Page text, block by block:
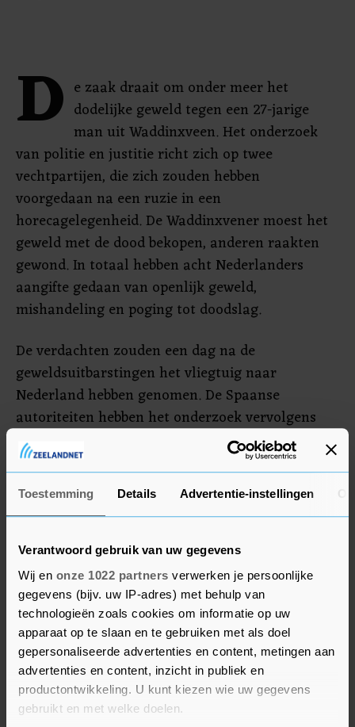
Toestemming Details Advertentie-instellingen
Verantwoord gebruik van uw gegevens
Wij en onze 1022 partners verwerken je persoonlijke
gegevens (bijv. uw IP-adres) met behulp van
technologieën zoals cookies om informatie op uw
apparaat op te slaan en te gebruiken met als doel
gepersonaliseerde advertenties en content, metingen aan
advertenties en content, inzicht in publiek en
productontwikkeling. U kunt kiezen wie uw gegevens
gebruikt en met welke doelen.
D e zaak draait om onder meer het
dodelijke geweld tegen een 27-jarige
man uit Waddinxveen. Het onderzoek
van politie en justitie richt zich op twee
vechtpartijen, die zich zouden hebben
voorgedaan na een ruzie in een
horecagelegenheid. De Waddinxvener moest het
geweld met de dood bekopen, anderen raakten
gewond. In totaal hebben acht Nederlanders
aangifte gedaan van openlijk geweld,
mishandeling en poging tot doodslag.
De verdachten zouden een dag na de
geweldsuitbarstingen het vliegtuig naar
Nederland hebben genomen. De Spaanse
autoriteiten hebben het onderzoek vervolgens
overgedragen aan Nederland. Vermoedelijk
volgen nog meer aanhoudingen. De politie is
bezig op basis van nieuwe videobeelden de rol van
andere betrokkenen in beeld te krijgen en hun